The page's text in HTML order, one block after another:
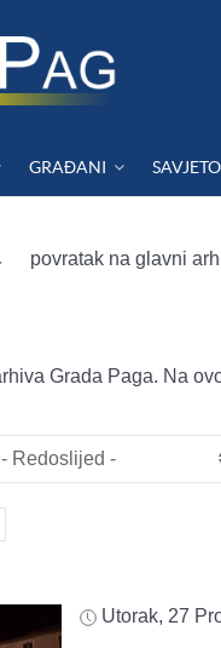
GRAĐANI
povratak na glavni
Grada Paga. Na
Utorak, 27